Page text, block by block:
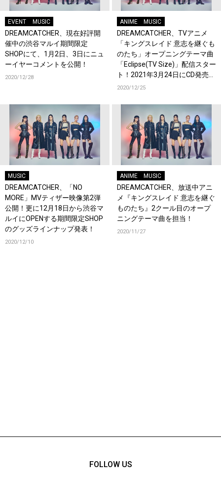
EVENT MUSIC
DREAMCATCHER、現在好評開
催中の渋谷マルイ期間限定
SHOPにて、1月2日、3日にニュ
ーイヤーコメントを公開！
2020/12/28
ANIME MUSIC
DREAMCATCHER、TVアニメ
「キングスレイド 意志を継ぐも
のたち」オープニングテーマ曲
「Eclipse(TV Size)」配信スター
ト！2021年3月24日にCD発売も
決定！
2020/12/25
MUSIC
DREAMCATCHER、「NO
MORE」MVティザー映像第2弾
公開！更に12月18日から渋谷マ
ルイにOPENする期間限定SHOP
のグッズラインナップ発表！
2020/12/10
ANIME MUSIC
DREAMCATCHER、放送中アニ
メ『キングスレイド 意志を継ぐ
ものたち』2クール目のオープ
ニングテーマ曲を担当！
2020/11/27
FOLLOW US